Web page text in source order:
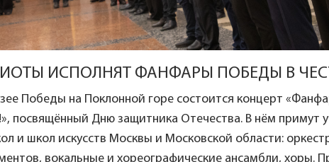
ИСПОЛНЯТ ФАНФАРЫ ПОБЕДЫ В
Победы на Поклонной горе состоится концерт
посвящённый Дню защитника Отечества. В нём примут
и школ искусств Москвы и Московской области:
вокальные и хореографические ансамбли,